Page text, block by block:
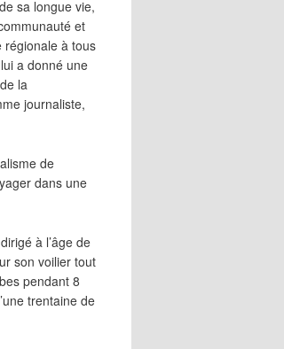
sa longue vie,
et
régionale à tous
a donné une
la
journaliste,
de
dans une
à l’âge de
son voilier tout
pendant 8
trentaine de